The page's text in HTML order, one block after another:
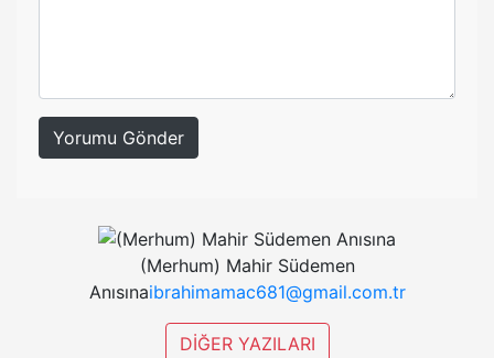
Yorumu Gönder
(Merhum) Mahir Südemen
Anısınaibrahimamac681@gmail.com.tr
DİĞER YAZILARI